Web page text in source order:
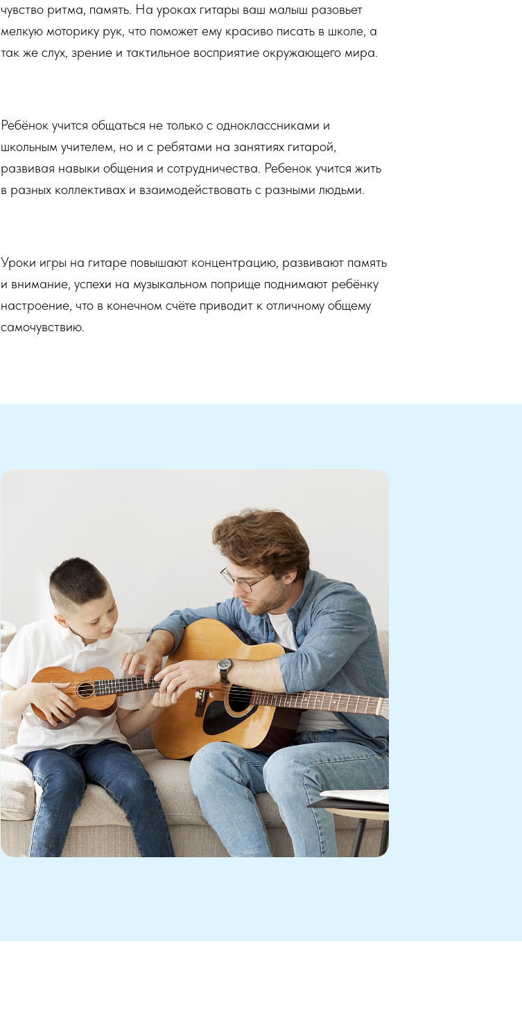
чувство ритма, память. На уроках гитары ваш малыш разовьет
мелкую моторику рук, что поможет ему красиво писать в школе, а
так же слух, зрение и тактильное восприятие окружающего мира.
Ребёнок учится общаться не только с одноклассниками и
школьным учителем, но и с ребятами на занятиях гитарой,
развивая навыки общения и сотрудничества. Ребенок учится жить
в разных коллективах и взаимодействовать с разными людьми.
Уроки игры на гитаре повышают концентрацию, развивают память
и внимание, успехи на музыкальном поприще поднимают ребёнку
настроение, что в конечном счёте приводит к отличному общему
самочувствию.